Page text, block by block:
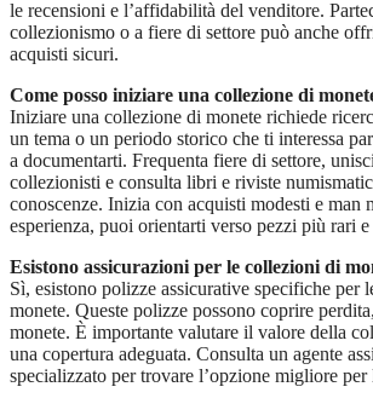
le recensioni e l’affidabilità del venditore.
collezionismo o a fiere di settore può anche
acquisti sicuri.
Come posso iniziare una collezione di
Iniziare una collezione di monete richiede
un tema o un periodo storico che ti interessa
a documentarti. Frequenta fiere di settore,
collezionisti e consulta libri e riviste
conoscenze. Inizia con acquisti modesti e man
esperienza, puoi orientarti verso pezzi più rari
Esistono assicurazioni per le collezioni di
Sì, esistono polizze assicurative specifiche per
monete. Queste polizze possono coprire
monete. È importante valutare il valore della
una copertura adeguata. Consulta un agente
specializzato per trovare l’opzione migliore per